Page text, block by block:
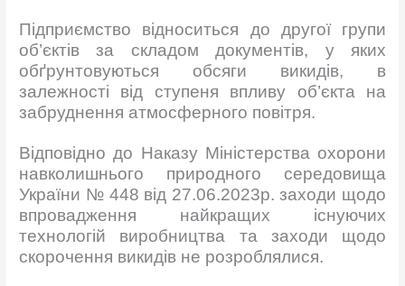
Підприємство відноситься до другої групи
об’єктів за складом документів, у яких
обґрунтовуються обсяги викидів, в
залежності від ступеня впливу об’єкта на
забруднення атмосферного повітря.
Відповідно до Наказу Міністерства охорони
навколишнього природного середовища
України № 448 від 27.06.2023р. заходи щодо
впровадження найкращих існуючих
технологій виробництва та заходи щодо
скорочення викидів не розроблялися.